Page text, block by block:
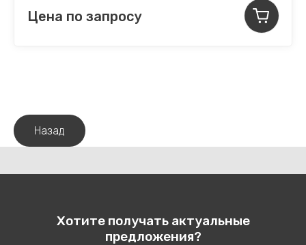
Цена по запросу
Назад
Хотите получать актуальные
предложения?